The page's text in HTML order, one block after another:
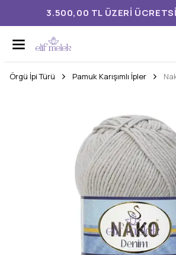
3.500,00 TL ÜZERI
Örgü İpi Türü Pamuk Karışımlı İpler